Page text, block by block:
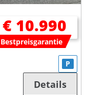
€ 10.990
Bestpreisgarantie
P
Details